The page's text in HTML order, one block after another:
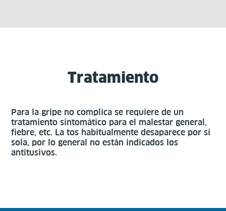
Tratamiento
Para la gripe no complica se requiere de un
tratamiento sintomático para el malestar general,
fiebre, etc. La tos habitualmente desaparece por sí
sola, por lo general no están indicados los
antitusivos.